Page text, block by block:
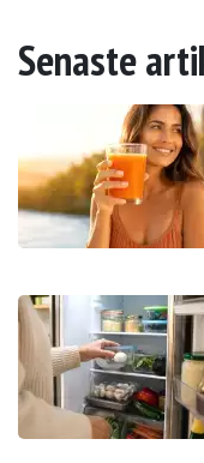
Senaste